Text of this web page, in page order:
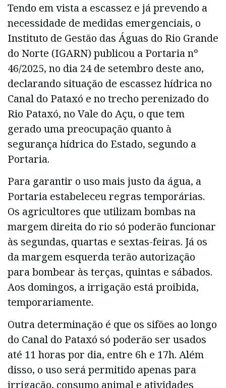
Tendo em vista a escassez e já prevendo a
necessidade de medidas emergenciais, o
Instituto de Gestão das Águas do Rio Grande
do Norte (IGARN) publicou a Portaria nº
46/2025, no dia 24 de setembro deste ano,
declarando situação de escassez hídrica no
Canal do Pataxó e no trecho perenizado do
Rio Pataxó, no Vale do Açu, o que tem
gerado uma preocupação quanto à
segurança hídrica do Estado, segundo a
Portaria.
Para garantir o uso mais justo da água, a
Portaria estabeleceu regras temporárias.
Os agricultores que utilizam bombas na
margem direita do rio só poderão funcionar
às segundas, quartas e sextas-feiras. Já os
da margem esquerda terão autorização
para bombear às terças, quintas e sábados.
Aos domingos, a irrigação está proibida,
temporariamente.
Outra determinação é que os sifões ao longo
do Canal do Pataxó só poderão ser usados
até 11 horas por dia, entre 6h e 17h. Além
disso, o uso será permitido apenas para
irrigação, consumo animal e atividades